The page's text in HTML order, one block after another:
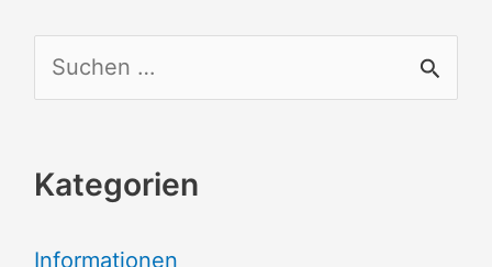
u
h
Kategorien
Informationen